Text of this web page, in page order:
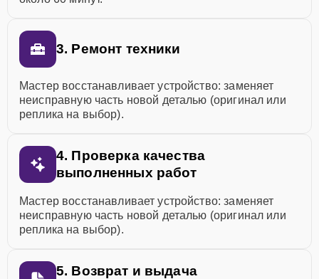
3. Ремонт техники
Мастер восстанавливает устройство: заменяет
неисправную часть новой деталью (оригинал или
реплика на выбор).
4. Проверка качества
выполненных работ
Мастер восстанавливает устройство: заменяет
неисправную часть новой деталью (оригинал или
реплика на выбор).
5. Возврат и выдача